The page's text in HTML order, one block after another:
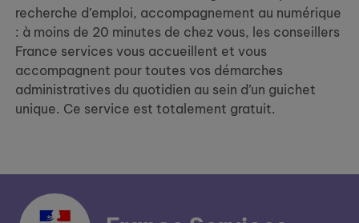
recherche d’emploi, accompagnement au numérique
: à moins de 20 minutes de chez vous, les conseillers
France services vous accueillent et vous
accompagnent pour toutes vos démarches
administratives du quotidien au sein d’un guichet
unique. Ce service est totalement gratuit.